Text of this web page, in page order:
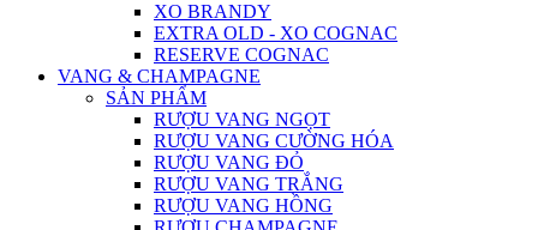
XO BRANDY
EXTRA OLD - XO COGNAC
RESERVE COGNAC
VANG & CHAMPAGNE
SẢN PHẨM
RƯỢU VANG NGỌT
RƯỢU VANG CƯỜNG HÓA
RƯỢU VANG ĐỎ
RƯỢU VANG TRẮNG
RƯỢU VANG HỒNG